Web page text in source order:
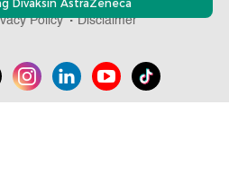
Policy Disclaimer
Divaksin AstraZeneca